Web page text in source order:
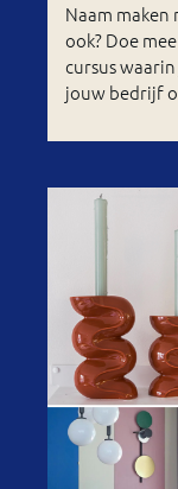
Naam
ook? Doe
cursus
jouw bedrijf